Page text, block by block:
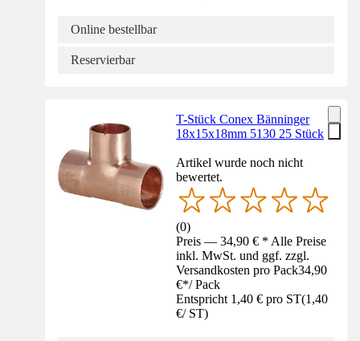
Online bestellbar
Reservierbar
T-Stück Conex Bänninger
18x15x18mm 5130 25 Stück
Artikel wurde noch nicht
bewertet.
(0)
Preis — 34,90 € * Alle Preise
inkl. MwSt. und ggf. zzgl.
Versandkosten pro Pack34,90
€*/ Pack
Entspricht 1,40 € pro ST(1,40
€/ ST)